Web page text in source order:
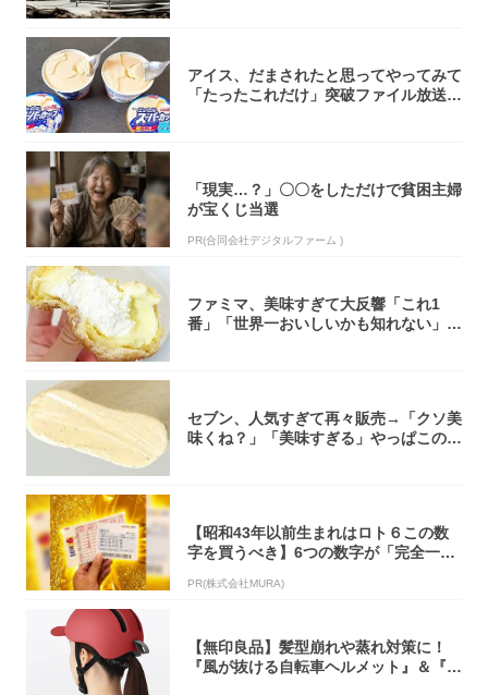
アイス、だまされたと思ってやってみて
「たったこれだけ」突破ファイル放送で
「現実…？」〇〇をしただけで貧困主婦
が宝くじ当選
PR(合同会社デジタルファーム )
ファミマ、美味すぎて大反響「これ1
番」「世界一おいしいかも知れない」
セブン、人気すぎて再々販売→「クソ美
味くね？」「美味すぎる」やっぱこのク
【昭和43年以前生まれはロト６この数
字を買うべき】6つの数字が「完全一
PR(株式会社MURA)
【無印良品】髪型崩れや蒸れ対策に！
『風が抜ける自転車ヘルメット』＆『2